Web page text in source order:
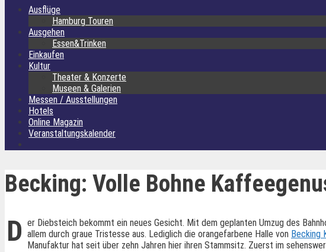
Ausflüge
Hamburg Touren
Ausgehen
Essen&Trinken
Einkaufen
Kultur
Theater & Konzerte
Museen & Galerien
Messen / Ausstellungen
Hotels
Online Magazin
Veranstaltungskalender
Becking: Volle Bohne
D er Diebsteich bekommt ein neues Gesicht. Mit dem geplanten Umzug des
allem durch graue Tristesse aus. Lediglich die orangefarbene Halle von Becking
Manufaktur hat seit über zehn Jahren hier ihren Stammsitz. Zuerst im